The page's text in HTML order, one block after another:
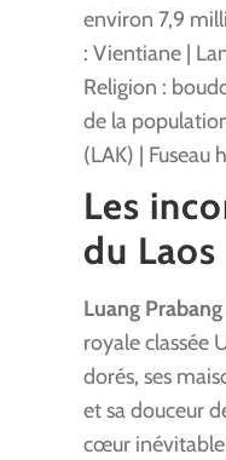
environ 7,9
: Vientiane |
Religion :
de la
(LAK) | Fuseau
Les
du Laos
Luang Prabang
royale classée
dorés, ses
et sa douceur
cœur